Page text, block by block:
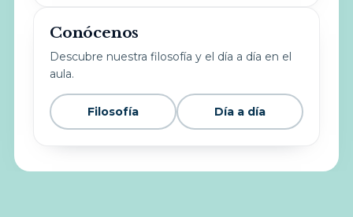
Conócenos
Descubre nuestra filosofía y el día a día en el
aula.
Filosofía Día a día